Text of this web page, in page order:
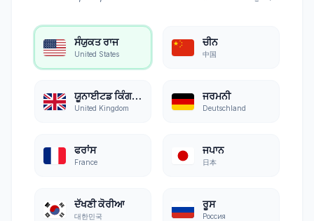
ਸੰਯੁਕਤ ਰਾਜ
United States
ਚੀਨ
中国
ਯੂਨਾਈਟਡ ਕਿੰਗਡਮ
United Kingdom
ਜਰਮਨੀ
Deutschland
ਫਰਾਂਸ
France
ਜਪਾਨ
日本
ਦੱਖਣੀ ਕੋਰੀਆ
대한민국
ਰੂਸ
Россия